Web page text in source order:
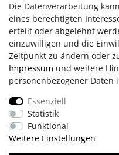
Impressum AGB
Retouren/Reklamationen
Die Datenverarbeitung
eines berechtigten
erteilt oder abgelehnt
einzuwilligen und die
Zeitpunkt zu ändern oder
Impressum und weitere
personenbezogener Daten
Essenziell
Statistik
Funktional
Weitere Einstellungen